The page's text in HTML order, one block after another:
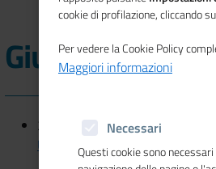
Giugno 2020
26/06/2020 - Radio1 Sportello
Unioncamere, intervista a
cookie di profilazione, cliccando su
Per vedere la Cookie Policy
Maggiori informazioni
Necessari
Questi cookie sono